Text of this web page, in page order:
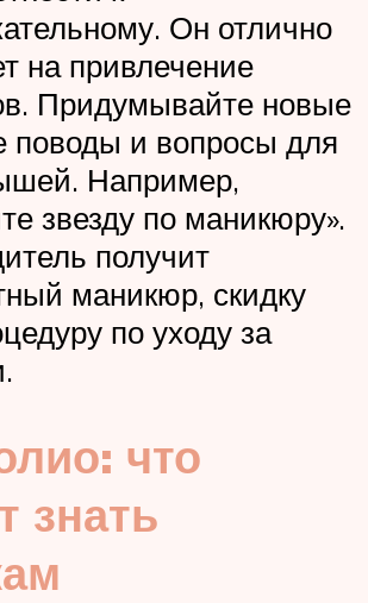
Он отлично
на привлечение
Придумывайте новые
поводы и вопросы для
Например,
звезду по маникюру».
получит
маникюр, скидку
по уходу за
что
знать